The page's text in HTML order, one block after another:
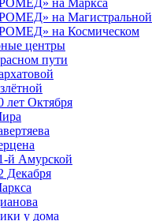
на Магистральной
на Космическом
центры
пути
лет Октября
й Амурской
Декабря
у дома